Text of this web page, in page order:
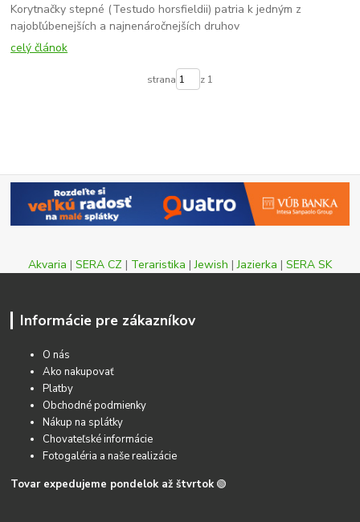
Korytnačky stepné (Testudo horsfieldii) patria k jedným z
najobľúbenejších a najnenáročnejších druhov
celý článok
strana z 1
Akvaria | SERA CZ | Teraristika |Jewish |Jazierka | SERA SK
Informácie pre zákazníkov
O nás
Ako nakupovať
Platby
Obchodné podmienky
Nákup na splátky
Chovateľské informácie
Fotogaléria a naše realizácie
Tovar expedujeme pondelok až štvrtok 🟢